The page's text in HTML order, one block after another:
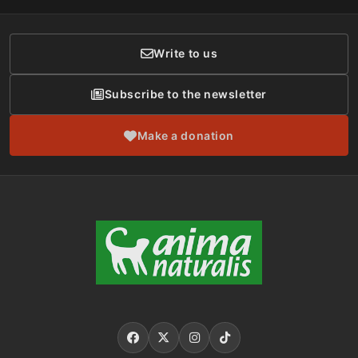
Donor Care
Write to us
Subscribe to the newsletter
Make a donation